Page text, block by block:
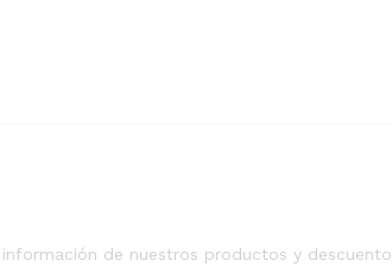
de nuestros productos y